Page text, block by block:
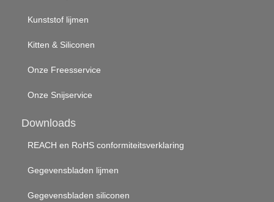
Kunststof lijmen
Kitten & Siliconen
Onze Freesservice
Onze Snijservice
Downloads
REACH en RoHS conformiteitsverklaring
Gegevensbladen lijmen
Gegevensbladen siliconen